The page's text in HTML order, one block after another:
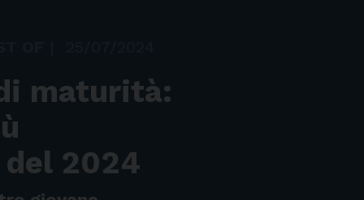
maturità:
2024